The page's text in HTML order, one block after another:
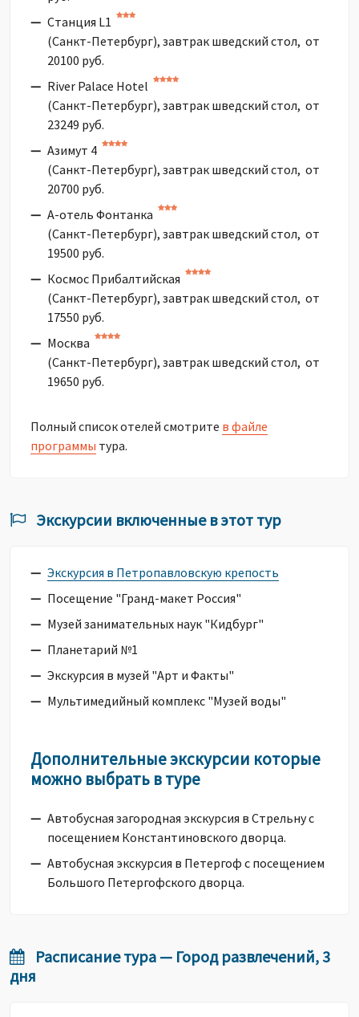
Станция L1
(Санкт-Петербург), завтрак шведский стол, от
20100 руб.
River Palace Hotel
(Санкт-Петербург), завтрак шведский стол, от
23249 руб.
Азимут 4
(Санкт-Петербург), завтрак шведский стол, от
20700 руб.
А-отель Фонтанка
(Санкт-Петербург), завтрак шведский стол, от
19500 руб.
Космос Прибалтийская
(Санкт-Петербург), завтрак шведский стол, от
17550 руб.
Москва
(Санкт-Петербург), завтрак шведский стол, от
19650 руб.
Полный список отелей смотрите в файле
программы тура.
Экскурсии включенные в этот тур
Экскурсия в Петропавловскую крепость
Посещение "Гранд-макет Россия"
Музей занимательных наук "Кидбург"
Планетарий №1
Экскурсия в музей "Арт и Факты"
Мультимедийный комплекс "Музей воды"
Дополнительные экскурсии которые
можно выбрать в туре
Автобусная загородная экскурсия в Стрельну с
посещением Константиновского дворца.
Автобусная экскурсия в Петергоф с посещением
Большого Петергофского дворца.
Расписание тура — Город развлечений, 3
дня